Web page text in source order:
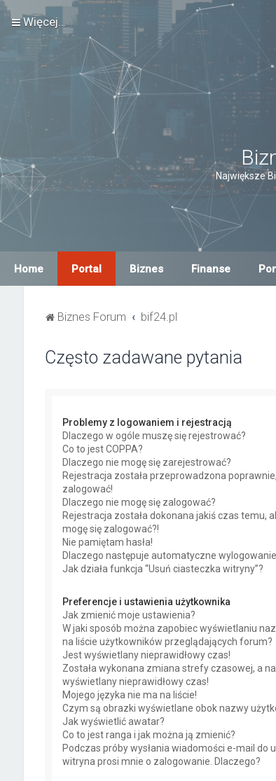
Więcej…
Największe
Home Portal Biznes Finanse
Biznes Forum bif24.pl
Często zadawane pytania
Problemy z logowaniem i rejestracją
Dlaczego w ogóle muszę się rejestrować?
Co to jest COPPA?
Dlaczego nie mogę się zarejestrować?
Rejestracja została przeprowadzona
zalogować!
Dlaczego nie mogę się zalogować?
Rejestracja została dokonana jakiś czas temu,
mogę się zalogować?!
Nie pamiętam hasła!
Dlaczego następuje automatyczne
Jak działa funkcja “Usuń ciasteczka witryny”?
Preferencje i ustawienia użytkownika
Jak zmienić moje ustawienia?
W jaki sposób można zapobiec wyświetlaniu
na liście użytkowników przeglądających forum?
Jest wyświetlany nieprawidłowy czas!
Została wykonana zmiana strefy czasowej, a
wyświetlany nieprawidłowy czas!
Mojego języka nie ma na liście!
Czym są obrazki wyświetlane obok nazwy
Jak wyświetlić awatar?
Co to jest ranga i jak można ją zmienić?
Podczas próby wysłania wiadomości e-mail do
witryna prosi mnie o zalogowanie. Dlaczego?